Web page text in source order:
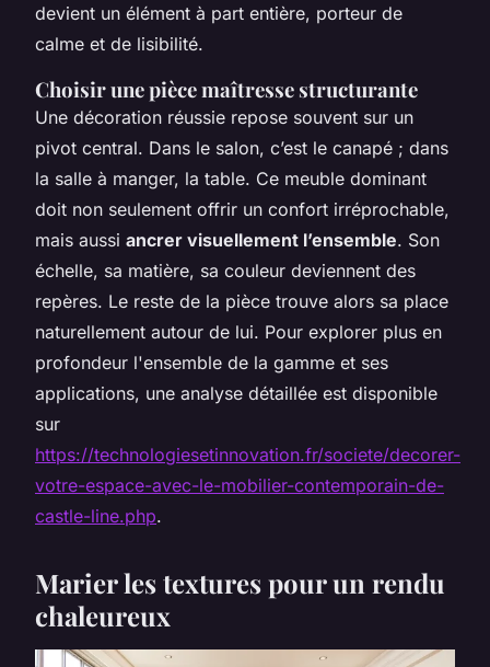
devient un élément à part entière, porteur de
calme et de lisibilité.
Choisir une pièce maîtresse structurante
Une décoration réussie repose souvent sur un
pivot central. Dans le salon, c’est le canapé ; dans
la salle à manger, la table. Ce meuble dominant
doit non seulement offrir un confort irréprochable,
mais aussi ancrer visuellement l’ensemble. Son
échelle, sa matière, sa couleur deviennent des
repères. Le reste de la pièce trouve alors sa place
naturellement autour de lui. Pour explorer plus en
profondeur l'ensemble de la gamme et ses
applications, une analyse détaillée est disponible
sur
https://technologiesetinnovation.fr/societe/decorer-
votre-espace-avec-le-mobilier-contemporain-de-
castle-line.php.
Marier les textures pour un rendu
chaleureux